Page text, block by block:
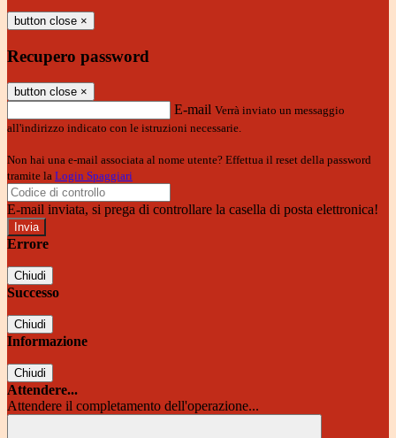
button close ×
Recupero password
button close ×
E-mail Verrà inviato un messaggio
all'indirizzo indicato con le istruzioni necessarie.
Non hai una e-mail associata al nome utente? Effettua il reset della password
tramite la Login Spaggiari
E-mail inviata, si prega di controllare la casella di posta elettronica!
Errore
Chiudi
Successo
Chiudi
Informazione
Chiudi
Attendere...
Attendere il completamento dell'operazione...